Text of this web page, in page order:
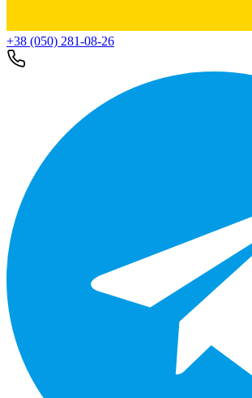
+38 (050) 281-08-26